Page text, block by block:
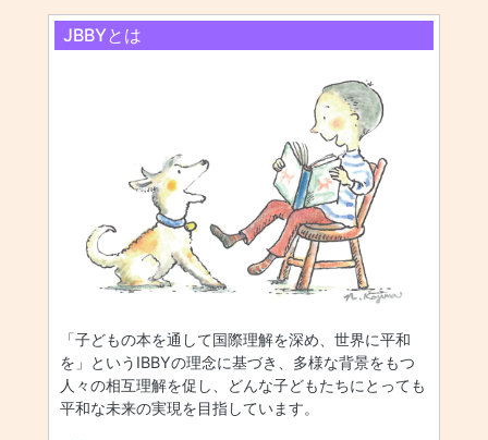
JBBYとは
「子どもの本を通して国際理解を深め、世界に平和
を」というIBBYの理念に基づき、多様な背景をもつ
人々の相互理解を促し、どんな子どもたちにとっても
平和な未来の実現を目指しています。